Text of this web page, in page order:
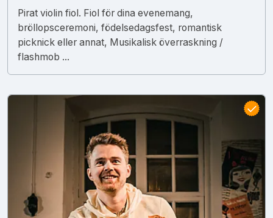
Pirat violin fiol. Fiol för dina evenemang,
bröllopsceremoni, födelsedagsfest, romantisk
picknick eller annat, Musikalisk överraskning /
flashmob ...